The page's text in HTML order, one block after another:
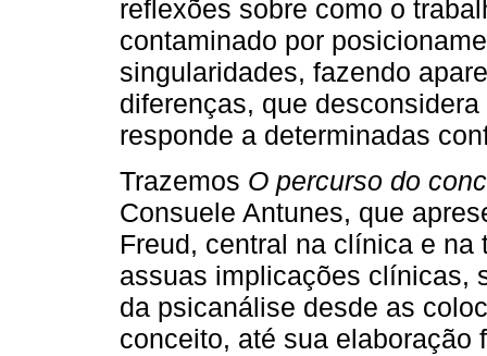
reflexões sobre como o
contaminado por
singularidades, fazendo
diferenças, que
responde a determinadas
Trazemos O percurso do
Consuele Antunes, que
Freud, central na clínica e
assuas implicações clínicas,
da psicanálise desde as
conceito, até sua elaboração